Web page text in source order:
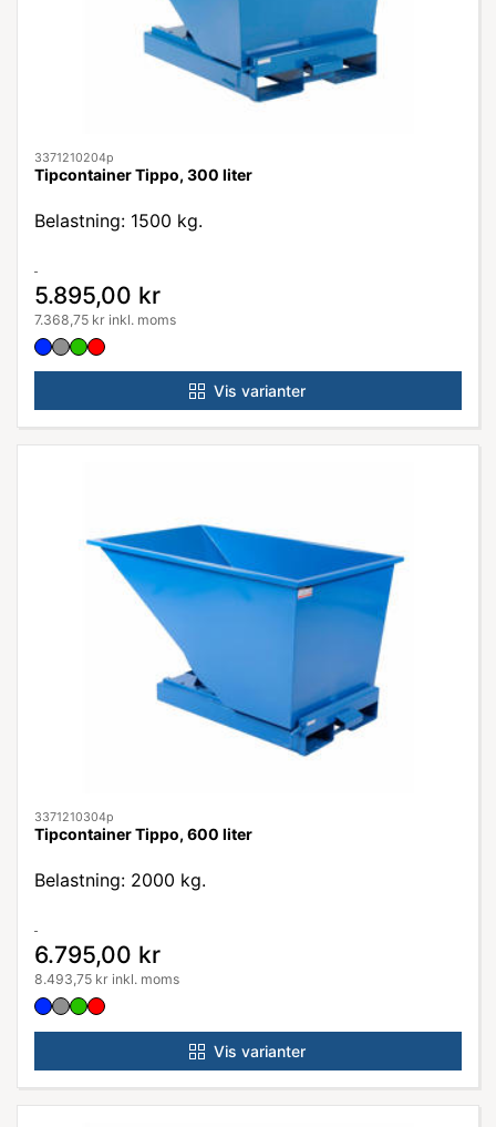
3371210204p
Tipcontainer Tippo, 300 liter
Belastning: 1500 kg.
5.895,00 kr
7.368,75 kr inkl. moms
Vis varianter
3371210304p
Tipcontainer Tippo, 600 liter
Belastning: 2000 kg.
6.795,00 kr
8.493,75 kr inkl. moms
Vis varianter